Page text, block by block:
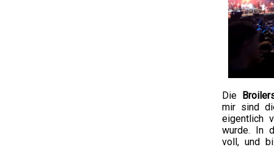
Die
mir sind
eigentlich
wurde. In
voll, und